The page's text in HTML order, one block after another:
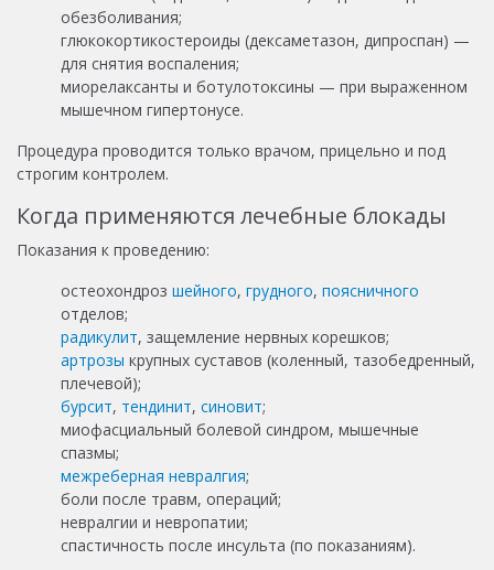
обезболивания;
глюкокортикостероиды (дексаметазон, дипроспан) —
для снятия воспаления;
миорелаксанты и ботулотоксины — при выраженном
мышечном гипертонусе.
Процедура проводится только врачом, прицельно и под
строгим контролем.
Когда применяются лечебные блокады
Показания к проведению:
остеохондроз шейного, грудного, поясничного
отделов;
радикулит, защемление нервных корешков;
артрозы крупных суставов (коленный, тазобедренный,
плечевой);
бурсит, тендинит, синовит;
миофасциальный болевой синдром, мышечные
спазмы;
межреберная невралгия;
боли после травм, операций;
невралгии и невропатии;
спастичность после инсульта (по показаниям).